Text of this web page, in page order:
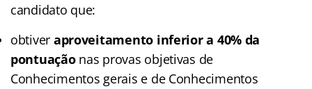
candidato que:
obtiver aproveitamento inferior a 40% da
pontuação nas provas objetivas de
Conhecimentos gerais e de Conhecimentos